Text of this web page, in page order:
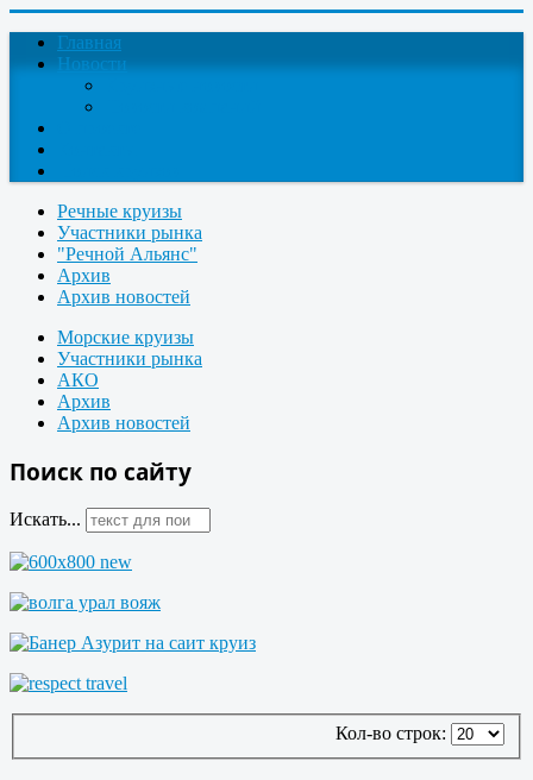
Главная
Новости
Речные круизы
Участники рынка
"Речной Альянс"
Архив
Архив новостей
Морские круизы
Участники рынка
АКО
Архив
Архив новостей
Поиск по сайту
Искать...
Кол-во строк: